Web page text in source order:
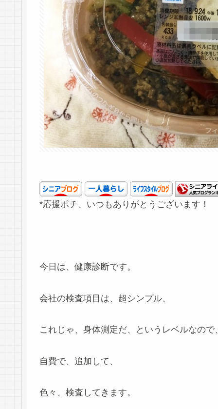
*応援ポチ、いつもありがとうございます！
今日は、健康診断です。
会社の検査項目は、超シンプル、
これじゃ、身体測定だ、というレベルなので
自費で、追加して、
色々、検査してきます。